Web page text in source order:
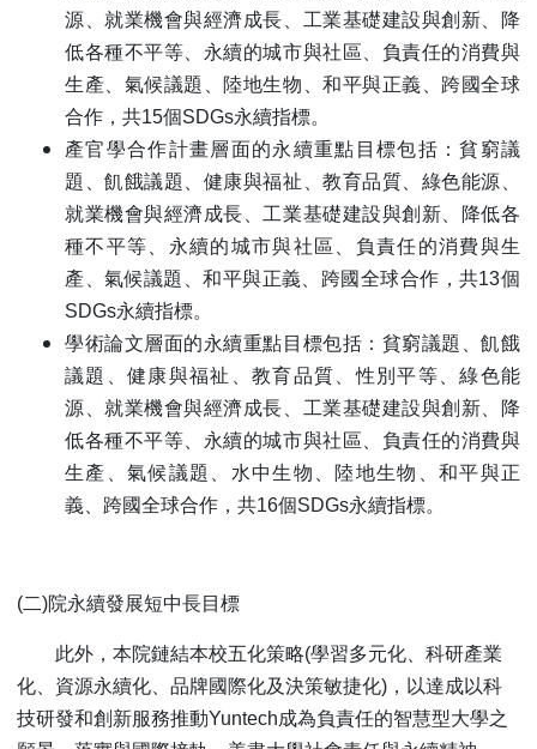
源、就業機會與經濟成長、工業基礎建設與創新、降
低各種不平等、永續的城市與社區、負責任的消費與
生產、氣候議題、陸地生物、和平與正義、跨國全球
合作，共15個SDGs永續指標。
產官學合作計畫層面的永續重點目標包括：貧窮議
題、飢餓議題、健康與福祉、教育品質、綠色能源、
就業機會與經濟成長、工業基礎建設與創新、降低各
種不平等、永續的城市與社區、負責任的消費與生
產、氣候議題、和平與正義、跨國全球合作，共13個
SDGs永續指標。
學術論文層面的永續重點目標包括：貧窮議題、飢餓
議題、健康與福祉、教育品質、性別平等、綠色能
源、就業機會與經濟成長、工業基礎建設與創新、降
低各種不平等、永續的城市與社區、負責任的消費與
生產、氣候議題、水中生物、陸地生物、和平與正
義、跨國全球合作，共16個SDGs永續指標。
(二)院永續發展短中長目標
此外，本院鏈結本校五化策略(學習多元化、科研產業
化、資源永續化、品牌國際化及決策敏捷化)，以達成以科
技研發和創新服務推動Yuntech成為負責任的智慧型大學之